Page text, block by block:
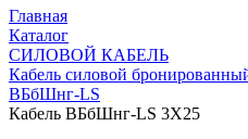
Главная
Каталог
СИЛОВОЙ КАБЕЛЬ
Кабель силовой
ВБбШнг-LS
Кабель ВБбШнг-LS 3Х25